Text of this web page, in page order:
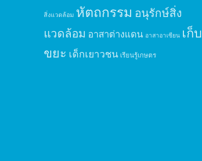
สิ่งแวดล้อม หัตถกรรม อนุรักษ์สิ่ง
แวดล้อม อาสาต่างแดน อาสาอาเซียน เก็บ
ขยะ เด็กเยาวชน เรียนรู้เกษตร